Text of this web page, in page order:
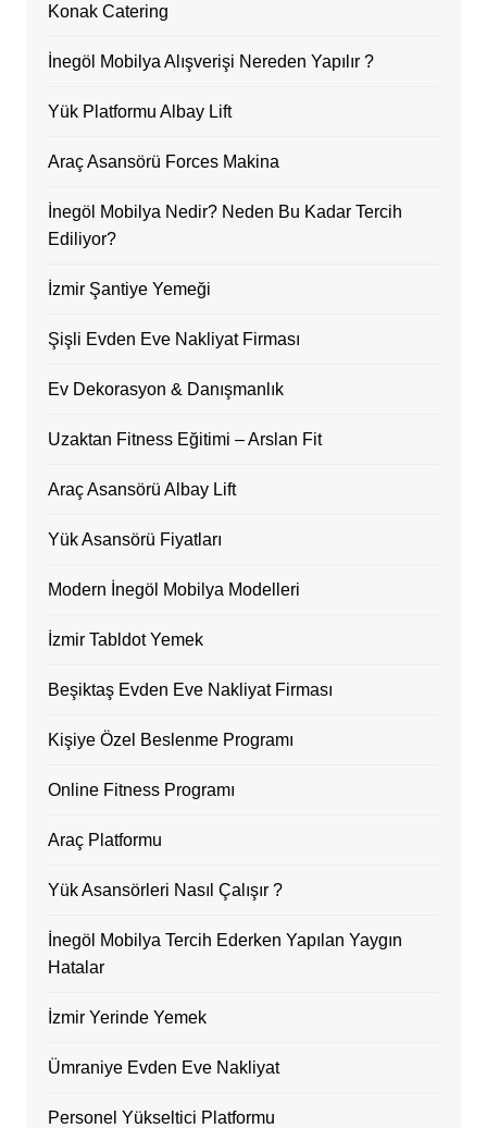
Konak Catering
İnegöl Mobilya Alışverişi Nereden Yapılır ?
Yük Platformu Albay Lift
Araç Asansörü Forces Makina
İnegöl Mobilya Nedir? Neden Bu Kadar Tercih
Ediliyor?
İzmir Şantiye Yemeği
Şişli Evden Eve Nakliyat Firması
Ev Dekorasyon & Danışmanlık
Uzaktan Fitness Eğitimi – Arslan Fit
Araç Asansörü Albay Lift
Yük Asansörü Fiyatları
Modern İnegöl Mobilya Modelleri
İzmir Tabldot Yemek
Beşiktaş Evden Eve Nakliyat Firması
Kişiye Özel Beslenme Programı
Online Fitness Programı
Araç Platformu
Yük Asansörleri Nasıl Çalışır ?
İnegöl Mobilya Tercih Ederken Yapılan Yaygın
Hatalar
İzmir Yerinde Yemek
Ümraniye Evden Eve Nakliyat
Personel Yükseltici Platformu